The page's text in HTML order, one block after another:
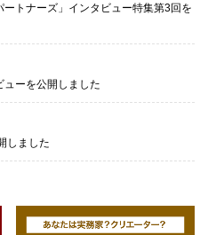
ートナーズ」インタビュー特集第3回を
ューを公開しました
しました